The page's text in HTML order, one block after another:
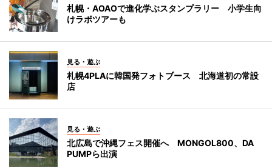
札幌・AOAOで進化学ぶスタンプラリー 小学生向
けラボツアーも
見る・遊ぶ
札幌4PLAに韓国発フォトブース 北海道初の常設
店
見る・遊ぶ
北広島で沖縄フェス開催へ MONGOL800、DA
PUMPら出演